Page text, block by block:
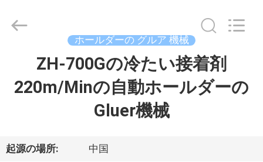
ダ
2015
International
Rights
ホールダーの グルア 機械
ZH-700Gの冷たい接着剤
220m/Minの自動ホールダーの
Gluer機械
起源の場所: 中国